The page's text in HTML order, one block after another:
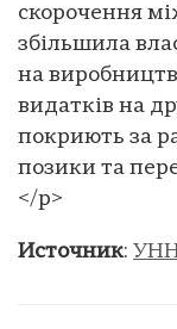
скорочення
збільшила
на
видатків на
покриють за
позики та
</p>
Источник: